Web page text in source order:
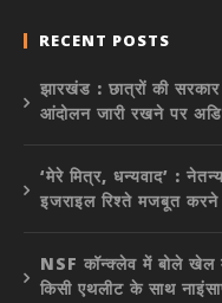
RECENT POSTS
झारखंड : छात्रों की
आंदोलन जारी रखने पर
‘मेरे मित्र, धन्यवाद’ :
इजराइल रिश्ते मजबूत करने
NSF कॉन्क्लेव में बोले खेल
किसी एथलीट के साथ